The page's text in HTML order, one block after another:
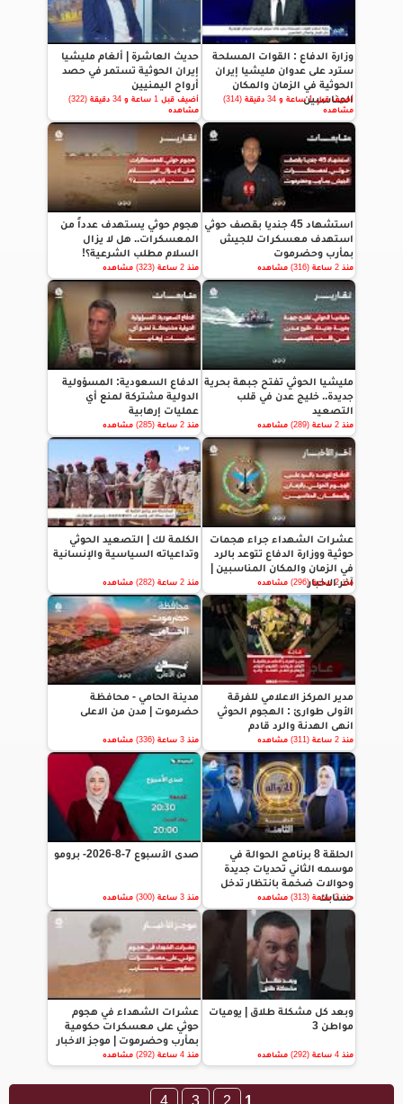
وزارة الدفاع : القوات المسلحة
سترد على عدوان مليشيا إيران
الحوثية في الزمان والمكان
المناسبين
أضيف قبل 1 ساعة و 34 دقيقة (314)
مشاهده
حديث العاشرة | ألغام مليشيا
إيران الحوثية تستمر في حصد
أرواح اليمنيين
أضيف قبل 1 ساعة و 34 دقيقة (322)
مشاهده
استشهاد 45 جنديا بقصف حوثي
استهدف معسكرات للجيش
بمأرب وحضرموت
منذ 2 ساعة (316) مشاهده
هجوم حوثي يستهدف عدداً من
المعسكرات.. هل لا يزال
السلام مطلب الشرعية؟!
منذ 2 ساعة (323) مشاهده
مليشيا الحوثي تفتح جبهة بحرية
جديدة.. خليج عدن في قلب
التصعيد
منذ 2 ساعة (289) مشاهده
الدفاع السعودية: المسؤولية
الدولية مشتركة لمنع أي
عمليات إرهابية
منذ 2 ساعة (285) مشاهده
عشرات الشهداء جراء هجمات
حوثية ووزارة الدفاع تتوعد بالرد
في الزمان والمكان المناسبين |
آخر الاخبار
منذ 2 ساعة (296) مشاهده
الكلمة لك | التصعيد الحوثي
وتداعياته السياسية والإنسانية
منذ 2 ساعة (282) مشاهده
مدير المركز الاعلامي للفرقة
الأولى طوارئ : الهجوم الحوثي
انهى الهدنة والرد قادم
منذ 2 ساعة (311) مشاهده
مدينة الحامي - محافظة
حضرموت | مدن من الاعلى
منذ 3 ساعة (336) مشاهده
الحلقة 8 برنامج الحوالة في
موسمه الثاني تحديات جديدة
وحوالات ضخمة بانتظار تدخل
حسابك
منذ 3 ساعة (313) مشاهده
صدى الأسبوع 7-8-2026- برومو
منذ 3 ساعة (300) مشاهده
وبعد كل مشكلة طلاق | يوميات
مواطن 3
منذ 4 ساعة (292) مشاهده
عشرات الشهداء في هجوم
حوثي على معسكرات حكومية
بمأرب وحضرموت | موجز الاخبار
منذ 4 ساعة (292) مشاهده